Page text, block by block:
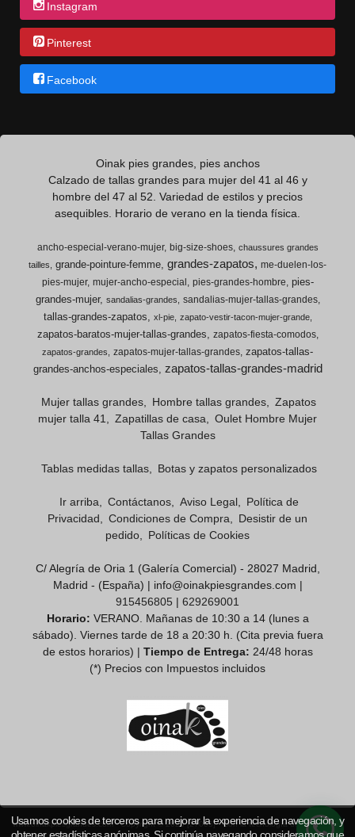
Instagram
Pinterest
Facebook
Oinak pies grandes, pies anchos
Calzado de tallas grandes para mujer del 41 al 46 y
hombre del 47 al 52. Variedad de estilos y precios
asequibles. Horario de verano en la tienda física.
ancho-especial-verano-mujer big-size-shoes
chaussures grandes
tailles
grande-pointure-femme grandes-zapatos
me-duelen-los-
pies-mujer mujer-ancho-especial pies-grandes-hombre pies-
grandes-mujer
sandalias-grandes sandalias-mujer-tallas-grandes
tallas-grandes-zapatos xl-pie zapato-vestir-tacon-mujer-grande
zapatos-baratos-mujer-tallas-grandes zapatos-fiesta-comodos
zapatos-grandes zapatos-mujer-tallas-grandes zapatos-tallas-
grandes-anchos-especiales zapatos-tallas-grandes-madrid
Mujer tallas grandes Hombre tallas grandes
Zapatos
mujer talla 41
Zapatillas de casa
Oulet Hombre Mujer
Tallas Grandes
Tablas medidas tallas Botas y zapatos personalizados
Ir arriba Contáctanos Aviso Legal
Política de
Privacidad
Condiciones de Compra
Desistir de un
pedido
Políticas de Cookies
C/ Alegría de Oria 1 (Galería Comercial) - 28027 Madrid,
Madrid - (España) | info@oinakpiesgrandes.com |
915456805 | 629269001
Horario: VERANO. Mañanas de 10:30 a 14 (lunes a
sábado). Viernes tarde de 18 a 20:30 h. (Cita previa fuera
de estos horarios) | Tiempo de Entrega: 24/48 horas
(*) Precios con Impuestos incluidos
www.oinakpiesgrandes.com- Copyright © 2026 [27005] - Con la tecnología de Palbin.com
Usamos cookies de terceros para mejorar la experiencia de navegación, y